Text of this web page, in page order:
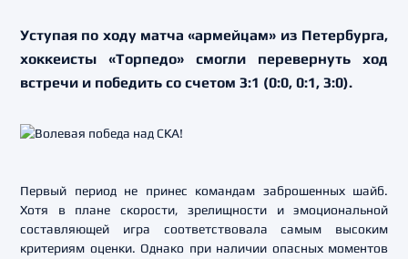
Уступая по ходу матча «армейцам» из Петербурга,
хоккеисты «Торпедо» смогли перевернуть ход
встречи и победить со счетом 3:1 (0:0, 0:1, 3:0).
Первый период не принес командам заброшенных шайб.
Хотя в плане скорости, зрелищности и эмоциональной
составляющей игра соответствовала самым высоким
критериям оценки. Однако при наличии опасных моментов